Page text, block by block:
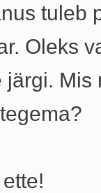
tuleb
Oleks
järgi. Mis